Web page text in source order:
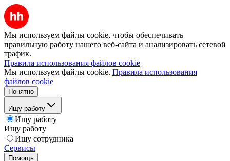
Мы используем файлы cookie, чтобы обеспечивать
правильную работу нашего веб-сайта и анализировать сетевой
трафик.
Правила использования файлов cookie
Мы используем файлы cookie. Правила использования
файлов cookie
Понятно
Ищу работу
Ищу работу
Ищу работу
Ищу сотрудника
Сервисы
Помощь